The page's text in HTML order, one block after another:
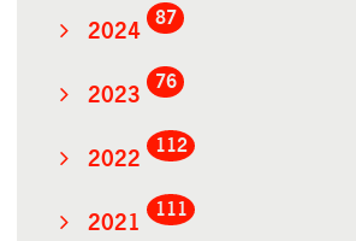
2024
87
2023
76
2022
112
2021
111